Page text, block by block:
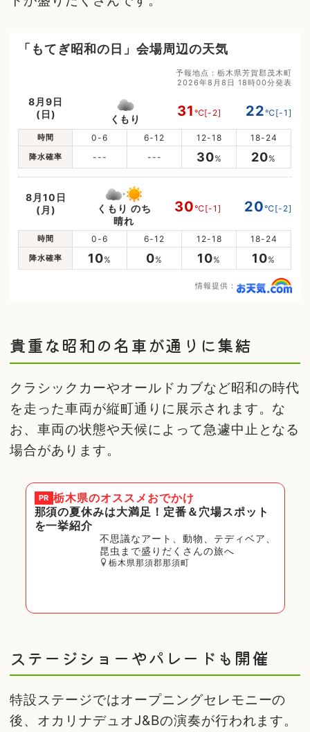
「もてぎ昭和の日」会場周辺の天気
予報地点：栃木県芳賀郡茂木町
2026年8月8日 18時00分発表
8月9日
(日)
くもり 31 ℃[-2] 22℃[-1]
時間 0-6 6-12 12-18 18-24
降水確率 --- --- 30% 20%
8月10日
(月)
くもり のち
晴れ
30℃[-1] 20℃[-2]
時間 0-6 6-12 12-18 18-24
降水確率 10% 0% 10% 10%
情報提供：
貴重な昭和の名車が通りに集結
クラシックカーやオールドカブなど昭和の時代
を走った車両が縦町通りに展示されます。な
お、車両の状態や天候によって急遽中止となる
場合があります。
PR 栃木県のオススメおでかけ
那須の夏休みは大満足！定番＆穴場スポット
を一挙紹介
不思議なアート、動物、テディベア、
昆虫まで盛りだくさんの旅へ
栃木県那須郡那須町
ステージショーやパレードも開催
特設ステージではオープニングセレモニーの
後、オカリナデュオJ&Bの演奏が行われます。